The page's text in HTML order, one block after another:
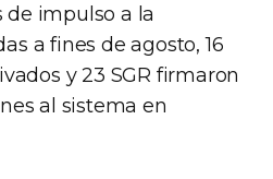
impulso a la
a fines de agosto, 16
y 23 SGR firmaron
al sistema en